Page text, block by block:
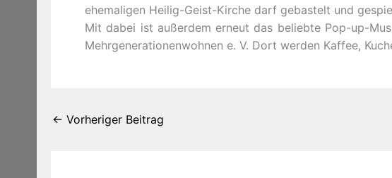
ehemaligen Heilig-Geist-Kirche darf gebastelt und
Mit dabei ist außerdem erneut das beliebte Pop-up-
Mehrgenerationenwohnen e. V. Dort werden Kaffee,
← Vorheriger Beitrag